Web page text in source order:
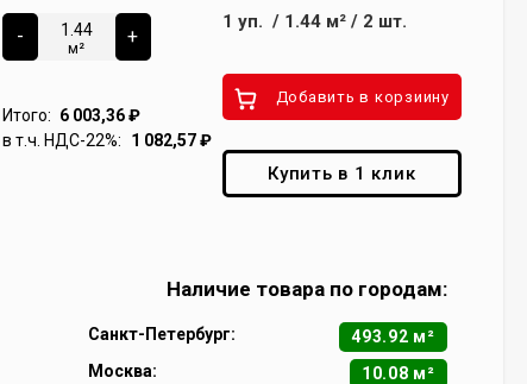
-
м²
+
Итого: 6 003,36₽
в т.ч. НДС-22%:
1 082,57₽
1 уп. / 1.44м²/ 2 шт.
Добавить в корзиину
Купить в 1 клик
Наличие товара по городам:
Санкт-Петербург:
493.92 м²
Москва:
10.08 м²